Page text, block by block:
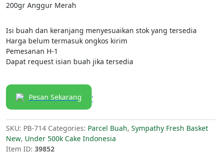
200gr Anggur Merah
Isi buah dan keranjang menyesuaikan stok yang tersedia
Harga belum termasuk ongkos kirim
Pemesanan H-1
Dapat request isian buah jika tersedia
Pesan Sekarang '
SKU: PB-714 Categories: Parcel Buah, Sympathy Fresh Basket
New, Under 500k Cake Indonesia
Item ID: 39852